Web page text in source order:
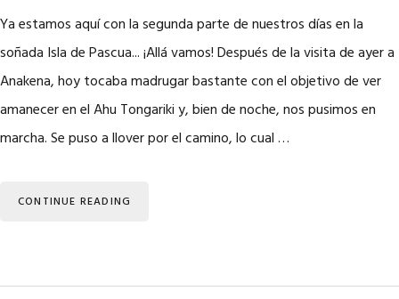
Ya estamos aquí con la segunda parte de nuestros días en la
soñada Isla de Pascua... ¡Allá vamos! Después de la visita de ayer a
Anakena, hoy tocaba madrugar bastante con el objetivo de ver
amanecer en el Ahu Tongariki y, bien de noche, nos pusimos en
marcha. Se puso a llover por el camino, lo cual …
CONTINUE READING